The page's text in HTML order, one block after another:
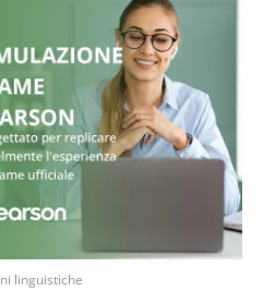
linguistiche